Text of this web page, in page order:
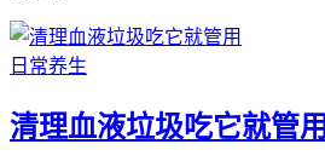
日常养生
清理血液垃圾吃它就管用